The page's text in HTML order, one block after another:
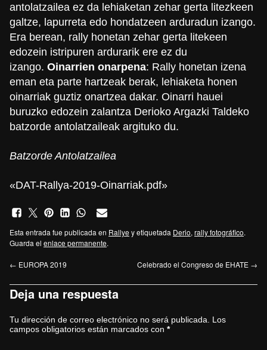
antolatzailea ez da lehiaketan zehar gerta litezkeen
galtze, lapurreta edo hondatzeen arduradun izango.
Era berean, rally honetan zehar gerta litekeen
edozein istripuren ardurarik ere ez du
izango. Oinarrien onarpena: Rally honetan izena
eman eta parte hartzeak berak, lehiaketa honen
oinarriak guztiz onartzea dakar. Oinarri hauei
buruzko edozein zalantza Derioko Argazki Taldeko
batzorde antolatzaileak argituko du.
Batzorde Antolatzailea
«DAT-Rallya-2019-Oinarriak.pdf»
Esta entrada fue publicada en Rallye y etiquetada Derio, rally fotográfico.
Guarda el enlace permanente.
← EUROPA 2019 Celebrado el Congreso de EHATE →
Deja una respuesta
Tu dirección de correo electrónico no será publicada.
Los
campos obligatorios están marcados con *